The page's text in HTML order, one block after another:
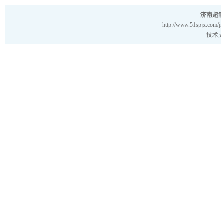
济南超
http://www.51spjx.com/
技术